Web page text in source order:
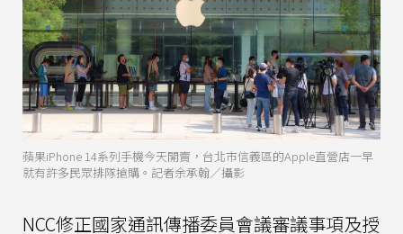
蘋果iPhone 14系列手機今天開賣，台北市信義區的Apple直營店一早
就有許多民眾排隊搶購。記者余承翰／攝影
NCC修正國家通訊傳播委員會議審議事項及授